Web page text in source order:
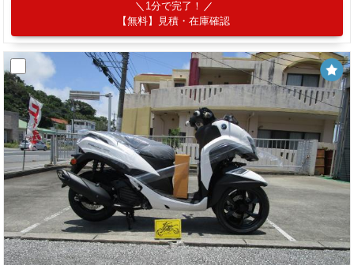
1分で完了！
【無料】見積・在庫確認